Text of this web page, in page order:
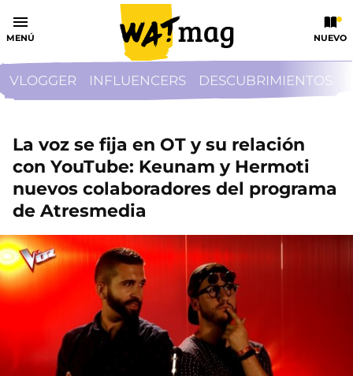
MENÚ NUEVO
VLOGGER INFLUENCERS DESCUBRIMIENTOS
La voz se fija en OT y su relación
con YouTube: Keunam y Hermoti
nuevos colaboradores del programa
de Atresmedia